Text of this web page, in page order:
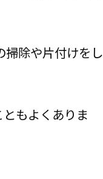
掃除や片付けをし
もよくありま